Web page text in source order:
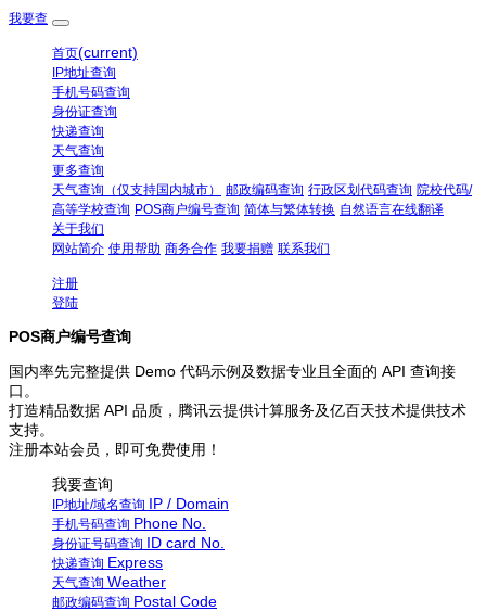
我要查
首页(current)
IP地址查询
手机号码查询
身份证查询
快递查询
天气查询
更多查询
天气查询（仅支持国内城市）
邮政编码查询 行政区划代码查询 院校代码/
高等学校查询 POS商户编号查询 简体与繁体转换 自然语言在线翻译
关于我们
网站简介 使用帮助 商务合作 我要捐赠 联系我们
注册
登陆
POS商户编号查询
国内率先完整提供 Demo 代码示例及数据专业且全面的 API 查询接
口。
打造精品数据 API 品质，腾讯云提供计算服务及亿百天技术提供技术
支持。
注册本站会员，即可免费使用！
我要查询
IP地址/域名查询 IP / Domain
手机号码查询 Phone No.
身份证号码查询 ID card No.
快递查询 Express
天气查询 Weather
邮政编码查询 Postal Code